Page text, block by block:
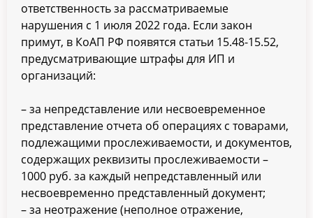
ответственность за рассматриваемые
нарушения с 1 июля 2022 года. Если закон
примут, в КоАП РФ появятся статьи 15.48-15.52,
предусматривающие штрафы для ИП и
организаций:
– за непредставление или несвоевременное
представление отчета об операциях с товарами,
подлежащими прослеживаемости, и документов,
содержащих реквизиты прослеживаемости –
1000 руб. за каждый непредставленный или
несвоевременно представленный документ;
– за неотражение (неполное отражение,